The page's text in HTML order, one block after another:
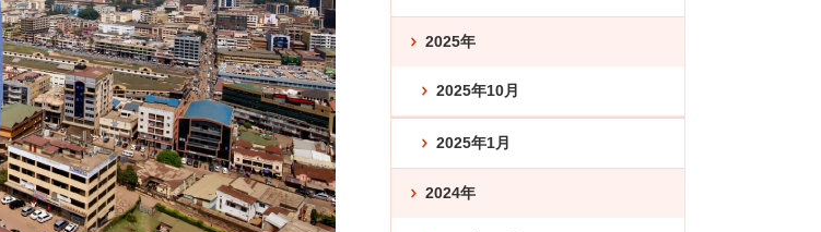
2025年
2025年10月
2025年1月
2024年